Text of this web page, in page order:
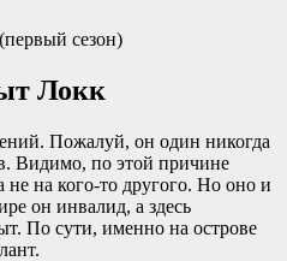
сезон)
Локк
Пожалуй, он один никогда
Видимо, по этой причине
на кого-то другого. Но оно и
он инвалид, а здесь
По сути, именно на острове